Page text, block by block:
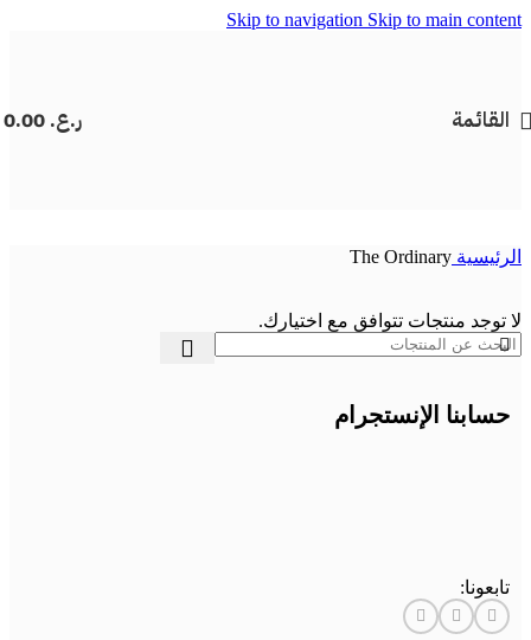
Skip to navigation Skip to main content
القائمة ر.ع.
الرئيسية The Ordinary
لا توجد منتجات تتوافق مع اختيارك.
حسابنا الإنستجرام
تابعونا: